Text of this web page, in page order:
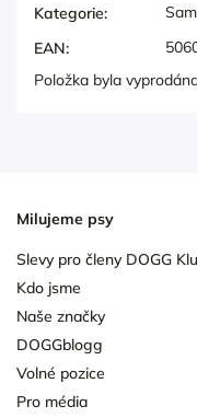
Kategorie:
EAN:
Položka byla
Milujeme psy
Slevy pro členy DOGG
Kdo jsme
Naše značky
DOGGblogg
Volné pozice
Pro média